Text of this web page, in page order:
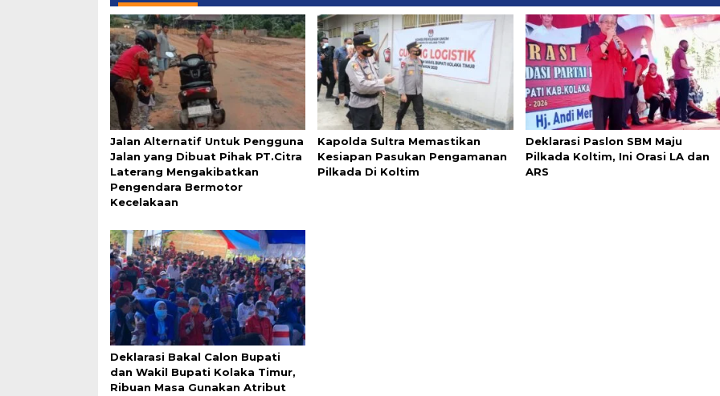
Jalan Alternatif Untuk Pengguna
Jalan yang Dibuat Pihak PT.Citra
Laterang Mengakibatkan
Pengendara Bermotor
Kecelakaan
Kapolda Sultra Memastikan
Kesiapan Pasukan Pengamanan
Pilkada Di Koltim
Deklarasi Paslon SBM Maju
Pilkada Koltim, Ini Orasi LA dan
ARS
Deklarasi Bakal Calon Bupati
dan Wakil Bupati Kolaka Timur,
Ribuan Masa Gunakan Atribut